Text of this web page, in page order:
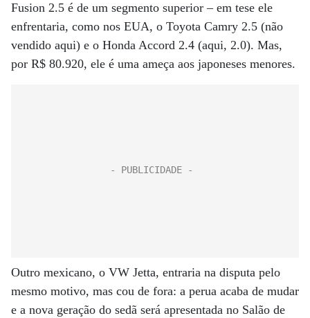
Fusion 2.5 é de um segmento superior – em tese ele
enfrentaria, como nos EUA, o Toyota Camry 2.5 (não
vendido aqui) e o Honda Accord 2.4 (aqui, 2.0). Mas,
por R$ 80.920, ele é uma ameça aos japoneses menores.
Outro mexicano, o VW Jetta, entraria na disputa pelo
mesmo motivo, mas cou de fora: a perua acaba de mudar
e a nova geração do sedã será apresentada no Salão de